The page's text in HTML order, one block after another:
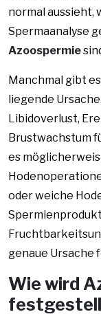
normal aussieht,
Spermaanalyse
Azoospermie
Manchmal gibt
liegende
Libidoverlust,
Brustwachstum
es
oder weiche
genaue Ursache
Wie wird